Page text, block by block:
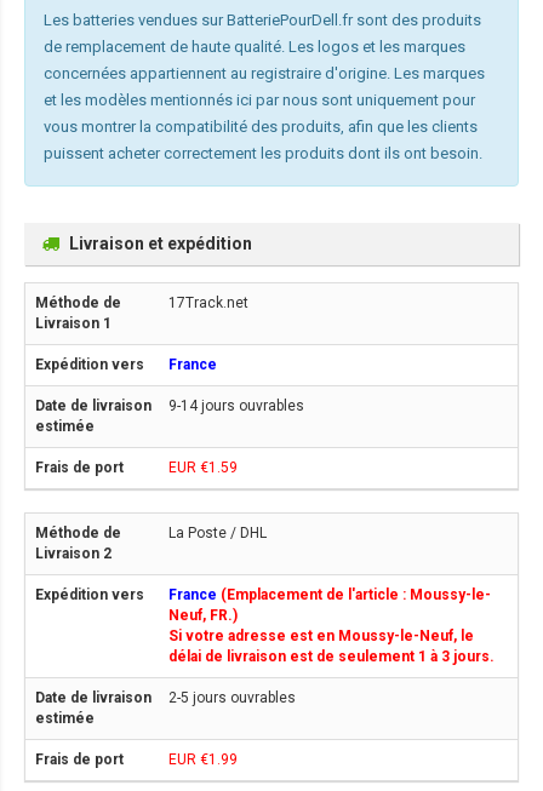
Les batteries vendues sur BatteriePourDell.fr sont des produits
de remplacement de haute qualité. Les logos et les marques
concernées appartiennent au registraire d'origine. Les marques
et les modèles mentionnés ici par nous sont uniquement pour
vous montrer la compatibilité des produits, afin que les clients
puissent acheter correctement les produits dont ils ont besoin.
Livraison et expédition
17Track.net
France
9-14 jours ouvrables
EUR €1.59
La Poste / DHL
France (Emplacement de l'article : Moussy-le-
Neuf, FR.)
Si votre adresse est en Moussy-le-Neuf, le
délai de livraison est de seulement 1 à 3 jours.
2-5 jours ouvrables
EUR €1.99